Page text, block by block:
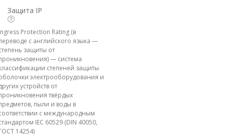
Защита IP
Protection Rating (в
с английского языка —
защиты от
— система
степеней защиты
электрооборудования и
устройств от
твёрдых
пыли и воды в
с международным
IEC 60529 (DIN 40050,
14254)